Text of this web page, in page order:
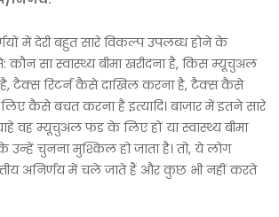
में देरी बहुत सारे विकल्प उपलब्ध होने के
कौन सा स्वास्थ्य बीमा खरीदना है, किस म्यूचुअल
टैक्स रिटर्न कैसे दाखिल करना है, टैक्स कैसे
कैसे बचत करना है इत्यादि। बाज़ार में इतने सारे
वह म्यूचुअल फंड के लिए हों या स्वास्थ्य बीमा
चुनना मुश्किल हो जाता है। तो, ये लोग
अनिर्णय में चले जाते हैं और कुछ भी नहीं करते